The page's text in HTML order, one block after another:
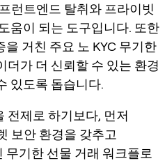
런트엔드 탈취와 프라이빗
움이 되는 도구입니다. 또한
거친 주요 노 KYC 무기한
더가 더 신뢰할 수 있는 환경
있도록 돕습니다.
전제로 하기보다, 먼저
보안 환경을 갖추고
무기한 선물 거래 워크플로